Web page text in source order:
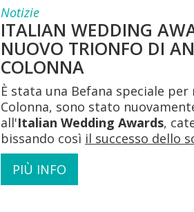
Notizie
ITALIAN WEDDING
NUOVO TRIONFO DI
COLONNA
È stata una Befana speciale per
Colonna, sono stato
all'Italian Wedding Awards,
bissando così il successo dello
PIÙ INFO